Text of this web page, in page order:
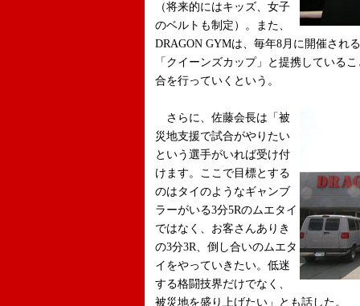
（将来的にはキッズ、女子
のベルトも制定）。また、
DRAGON GYMは、毎年8月に開催され
「クイーンズカップ」と提携している
合を行っていくという。
さらに、佐藤会長は「被
災地支援で試合がやりたい
という選手がいれば受け付
けます。ここで目標とする
のはタイのようなギャンブ
ラーがいる3分5Rのムエタイ
ではなく、お客さんありき
の3分3R、倒し合いのムエタ
イをやっていきたい。低迷
する格闘技界だけでなく、
被災地を盛り上げたい」とも話した。